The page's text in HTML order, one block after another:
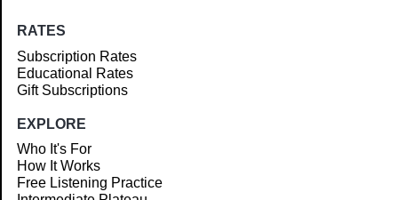
RATES
Subscription Rates
Educational Rates
Gift Subscriptions
EXPLORE
Who It's For
How It Works
Free Listening Practice